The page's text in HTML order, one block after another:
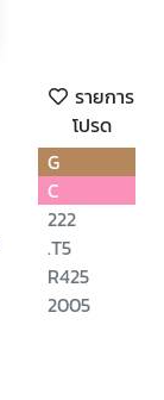
รายการ
โปรด
G
C
222
.T5
R425
2005